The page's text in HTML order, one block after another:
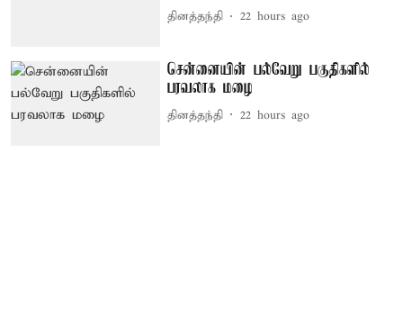
தினத்தந்தி 22 hours ago
சென்னையின் பல்வேறு பகுதிகளில்
பரவலாக மழை
தினத்தந்தி 22 hours ago